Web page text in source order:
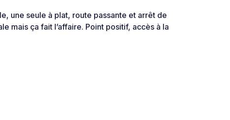
une seule à plat, route passante et arrêt de
mais ça fait l’affaire. Point positif, accès à la